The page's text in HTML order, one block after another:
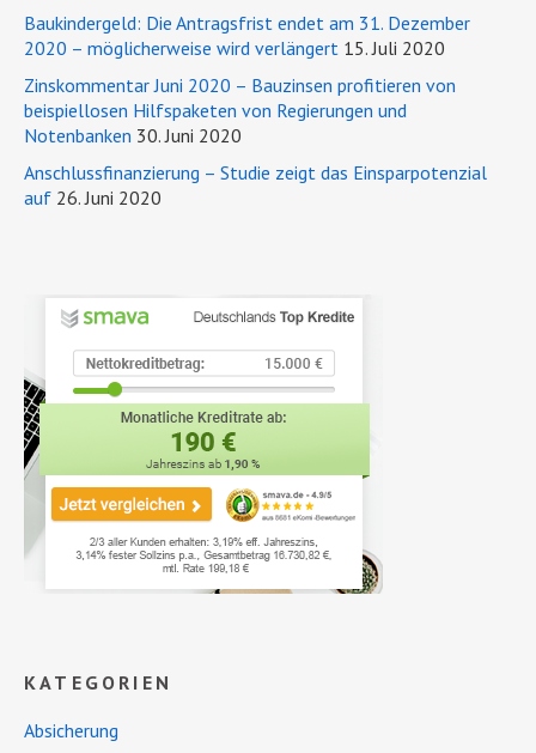
Baukindergeld: Die Antragsfrist endet am 31. Dezember
2020 – möglicherweise wird verlängert 15. Juli 2020
Zinskommentar Juni 2020 – Bauzinsen profitieren von
beispiellosen Hilfspaketen von Regierungen und
Notenbanken 30. Juni 2020
Anschlussfinanzierung – Studie zeigt das Einsparpotenzial
auf 26. Juni 2020
KATEGORIEN
Absicherung